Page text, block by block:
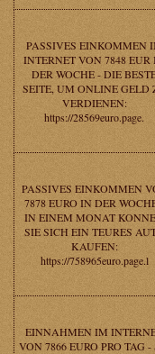
PASSIVES EINKOMMEN
INTERNET VON 7848 EUR
DER WOCHE - DIE
SEITE, UM ONLINE GELD
VERDIENEN:
https://28569euro.page.
PASSIVES EINKOMMEN
7878 EURO IN DER
IN EINEM MONAT
SIE SICH EIN TEURES
KAUFEN:
https://758965euro.page.l
EINNAHMEN IM
VON 7866 EURO PRO TAG -